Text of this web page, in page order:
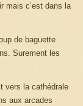
mais c’est dans la
de baguette
Surement les
vers la cathédrale
aux arcades